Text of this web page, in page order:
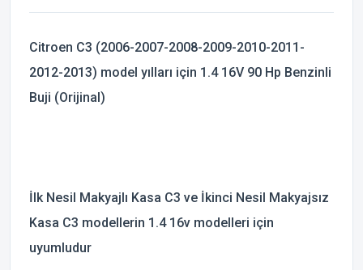
Citroen C3 (2006-2007-2008-2009-2010-2011-
2012-2013) model yılları için 1.4 16V 90 Hp Benzinli
Buji (Orijinal)
İlk Nesil Makyajlı Kasa C3 ve İkinci Nesil Makyajsız
Kasa C3 modellerin 1.4 16v modelleri için
uyumludur